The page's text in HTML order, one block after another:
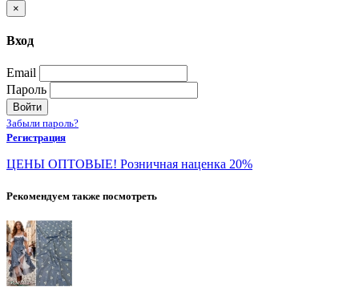
×
Вход
Email
Пароль
Войти
Забыли пароль?
Регистрация
ЦЕНЫ ОПТОВЫЕ! Розничная наценка 20%
Рекомендуем также посмотреть